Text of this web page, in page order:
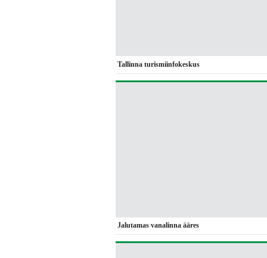
Tallinna turismiinfokeskus
Jalutamas vanalinna ääres